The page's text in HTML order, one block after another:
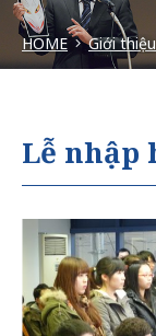
HOME Giới thiệu
Lễ nhập